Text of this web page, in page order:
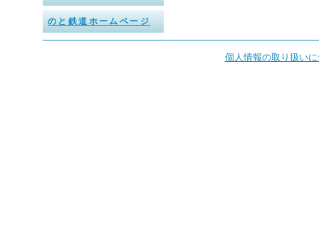
のと鉄道ホームページ
個人情報の取り扱い